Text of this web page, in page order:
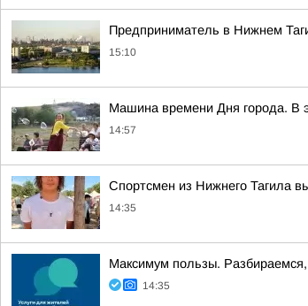
Предприниматель в Нижнем
15:10
Машина времени Дня города. В
14:57
Спортсмен из Нижнего Тагила
14:35
Максимум пользы.
14:35